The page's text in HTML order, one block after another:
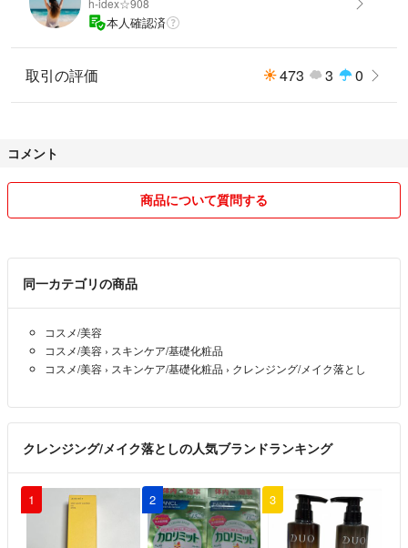
h-idex☆908
本人確認済
取引の評価 473 3 0
コメント
商品について質問する
同一カテゴリの商品
コスメ/美容
コスメ/美容 › スキンケア/基礎化粧品
コスメ/美容 › スキンケア/基礎化粧品 › クレンジング/メイク落とし
クレンジング/メイク落としの人気ブランドランキング
1 2 3